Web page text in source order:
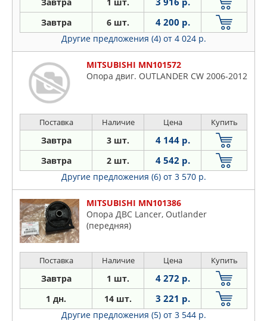
Завтра 6 шт. 4 200 р.
Другие предложения (4) от 4 024 р.
MITSUBISHI MN101572
Опора двиг. OUTLANDER CW 2006-2012
Поставка Наличие Цена Купить
Завтра 3 шт. 4 144 р.
Завтра 2 шт. 4 542 р.
Другие предложения (6) от 3 570 р.
MITSUBISHI MN101386
Опора ДВС Lancer, Outlander
(передняя)
Поставка Наличие Цена Купить
Завтра 1 шт. 4 272 р.
1 дн. 14 шт. 3 221 р.
Другие предложения (5) от 3 544 р.